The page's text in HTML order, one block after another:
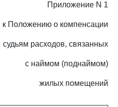
Приложение N 1
к Положению о компенсации
судьям расходов, связанных
с наймом (поднаймом)
жилых помещений